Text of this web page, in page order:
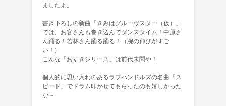
ましたよ。
書き下ろしの新曲「きみはグルーヴスター（仮）」
では、お客さんも巻き込んでダンスタイム！中原さ
ん踊る！若林さん踊る踊る！（腕の伸びがすご
い！）
こんな「おすきシリーズ」は前代未聞や！
個人的に思い入れのあるラブハンドルズの名曲「ス
ピード」でドラム叩かせてもらったのも嬉しかった
な～